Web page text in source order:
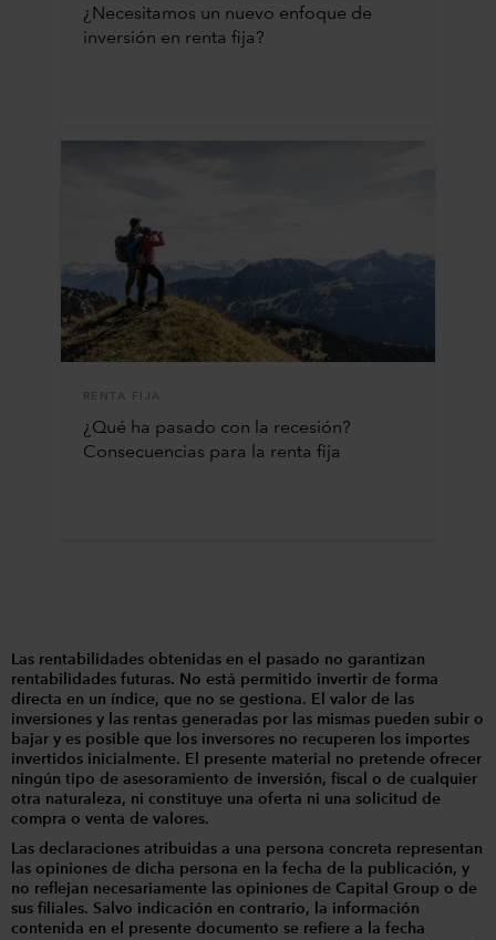
¿Necesitamos un nuevo enfoque de
inversión en renta fija?
RENTA FIJA
¿Qué ha pasado con la recesión?
Consecuencias para la renta fija
Las rentabilidades obtenidas en el pasado no garantizan
rentabilidades futuras. No está permitido invertir de forma
directa en un índice, que no se gestiona. El valor de las
inversiones y las rentas generadas por las mismas pueden subir o
bajar y es posible que los inversores no recuperen los importes
invertidos inicialmente. El presente material no pretende ofrecer
ningún tipo de asesoramiento de inversión, fiscal o de cualquier
otra naturaleza, ni constituye una oferta ni una solicitud de
compra o venta de valores.
Las declaraciones atribuidas a una persona concreta representan
las opiniones de dicha persona en la fecha de la publicación, y
no reflejan necesariamente las opiniones de Capital Group o de
sus filiales. Salvo indicación en contrario, la información
contenida en el presente documento se refiere a la fecha